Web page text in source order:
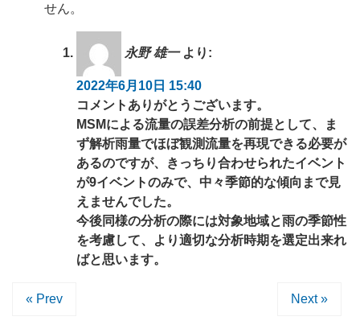
せん。
永野 雄一 より:
2022年6月10日 15:40
コメントありがとうございます。
MSMによる流量の誤差分析の前提として、ま
ず解析雨量でほぼ観測流量を再現できる必要が
あるのですが、きっちり合わせられたイベント
が9イベントのみで、中々季節的な傾向まで見
えませんでした。
今後同様の分析の際には対象地域と雨の季節性
を考慮して、より適切な分析時期を選定出来れ
ばと思います。
« Prev Next »